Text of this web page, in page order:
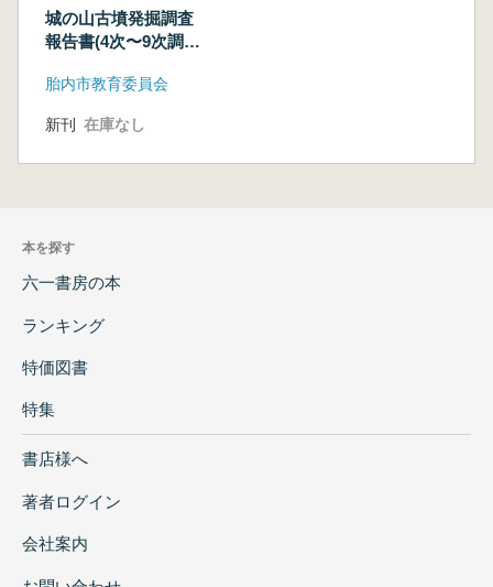
城の山古墳発掘調査
報告書(4次〜9次調
胎内市教育委員会
新刊 在庫なし
本を探す
六一書房の本
ランキング
特価図書
特集
書店様へ
著者ログイン
会社案内